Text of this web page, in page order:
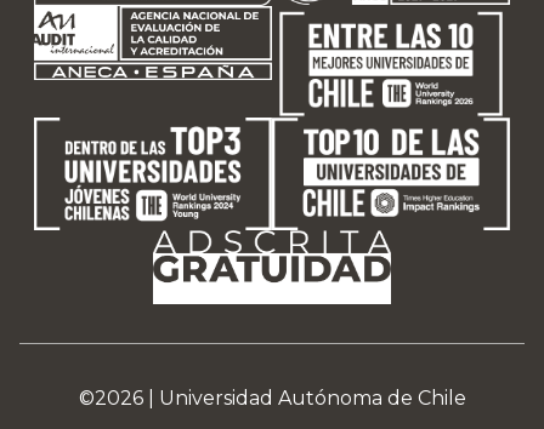
©2026 | Universidad Autónoma de Chile